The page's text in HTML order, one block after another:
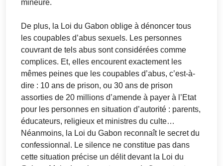
mineure.
De plus, la Loi du Gabon oblige à dénoncer tous
les coupables d’abus sexuels. Les personnes
couvrant de tels abus sont considérées comme
complices. Et, elles encourent exactement les
mêmes peines que les coupables d’abus, c’est-à-
dire : 10 ans de prison, ou 30 ans de prison
assorties de 20 millions d’amende à payer à l’Etat
pour les personnes en situation d’autorité : parents,
éducateurs, religieux et ministres du culte…
Néanmoins, la Loi du Gabon reconnaît le secret du
confessionnal. Le silence ne constitue pas dans
cette situation précise un délit devant la Loi du